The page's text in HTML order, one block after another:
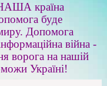
НАША країна
буде
Допомога
війна -
ворога на нашій
Україні!